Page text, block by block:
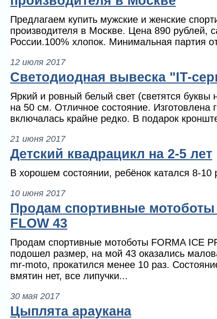
Предлагаем купить мужские и женские
производителя в Москве. Цена 890 рублей,
России.100% хлопок. Минимальная партия
12 июля 2017
Светодиодная вывеска "IT-
Яркий и ровный белый свет (светятся
на 50 см. Отличное состояние. Изготовлена
включалась крайне редко. В подарок
21 июня 2017
Детский квадрацикл на 2-5 лет
В хорошем состоянии, ребёнок катался 8-10
10 июня 2017
Продам спортивные мотоботы
FLOW 43
Продам спортивные мотоботы FORMA ICE
подошел размер, на мой 43 оказались
mr-moto, прокатился менее 10 раз.
вмятин нет, все липучки...
30 мая 2017
Цыплята араукана